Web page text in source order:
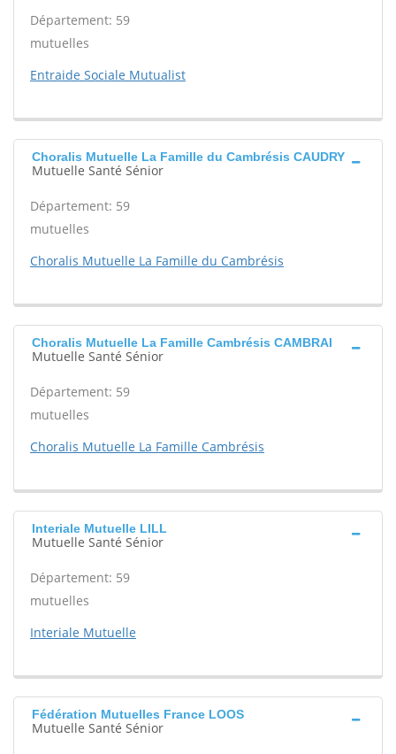
Département: 59
mutuelles
Entraide Sociale Mutualist
Choralis Mutuelle La Famille du Cambrésis CAUDRY
Mutuelle Santé Sénior
Département: 59
mutuelles
Choralis Mutuelle La Famille du Cambrésis
Choralis Mutuelle La Famille Cambrésis CAMBRAI
Mutuelle Santé Sénior
Département: 59
mutuelles
Choralis Mutuelle La Famille Cambrésis
Interiale Mutuelle LILL
Mutuelle Santé Sénior
Département: 59
mutuelles
Interiale Mutuelle
Fédération Mutuelles France LOOS
Mutuelle Santé Sénior